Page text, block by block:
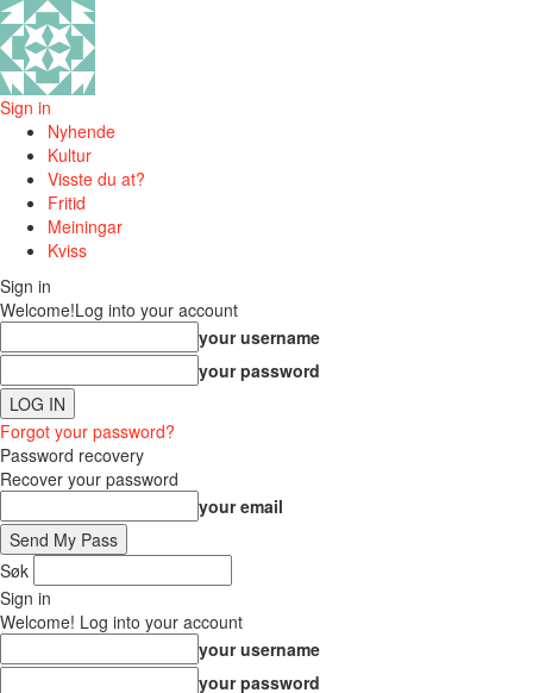
Sign in
Nyhende
Kultur
Visste du at?
Fritid
Meiningar
Kviss
Sign in
Welcome!Log into your account
your username
your password
Forgot your password?
Password recovery
Recover your password
your email
Søk
Sign in
Welcome! Log into your account
your username
your password